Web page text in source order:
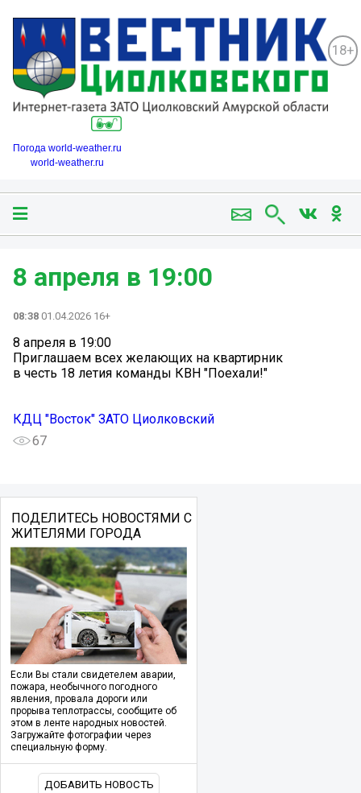
18+
Погода world-weather.ru
world-weather.ru
8 апреля в 19:00
08:38 01.04.2026 16+
8 апреля в 19:00
Приглашаем всех желающих на квартирник
в честь 18 летия команды КВН "Поехали!"
КДЦ "Восток" ЗАТО Циолковский
67
ПОДЕЛИТЕСЬ НОВОСТЯМИ С
ЖИТЕЛЯМИ ГОРОДА
Если Вы стали свидетелем аварии,
пожара, необычного погодного
явления, провала дороги или
прорыва теплотрассы, сообщите об
этом в ленте народных новостей.
Загружайте фотографии через
специальную форму.
ДОБАВИТЬ НОВОСТЬ